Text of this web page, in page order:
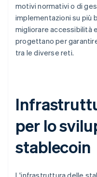
motivi normativi o di
implementazioni su più
migliorare accessibilità
progettano per
tra le diverse reti.
per lo
stablecoin